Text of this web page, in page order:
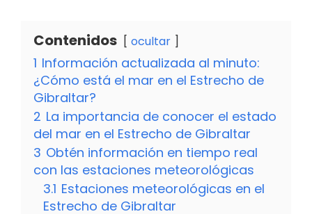
Contenidos ocultar
1 Información actualizada al minuto:
¿Cómo está el mar en el Estrecho de
Gibraltar?
2 La importancia de conocer el estado
del mar en el Estrecho de Gibraltar
3 Obtén información en tiempo real
con las estaciones meteorológicas
3.1 Estaciones meteorológicas en el
Estrecho de Gibraltar